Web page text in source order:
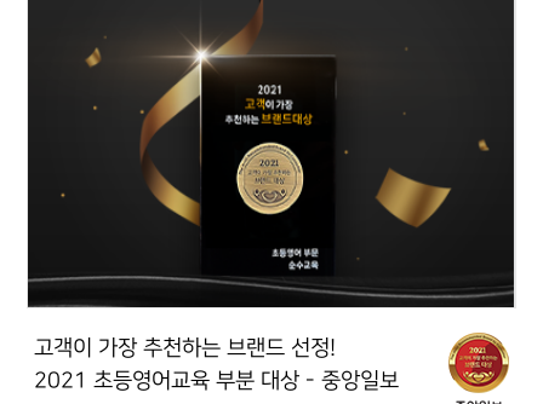
고객이 가장 추천하는 브랜드 선정!
2021 초등영어교육 부분 대상 - 중앙일보